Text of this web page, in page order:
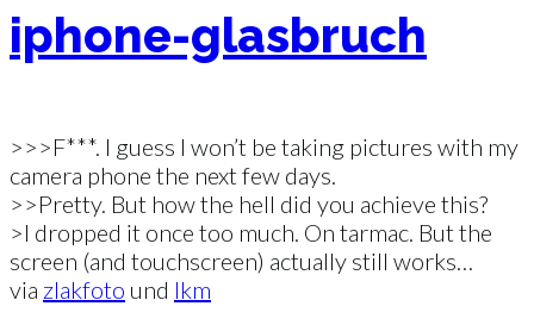
iphone-glasbruch
>>>F***. I guess I won’t be taking pictures with my
camera phone the next few days.
>>Pretty. But how the hell did you achieve this?
>I dropped it once too much. On tarmac. But the
screen (and touchscreen) actually still works…
via zlakfoto und lkm